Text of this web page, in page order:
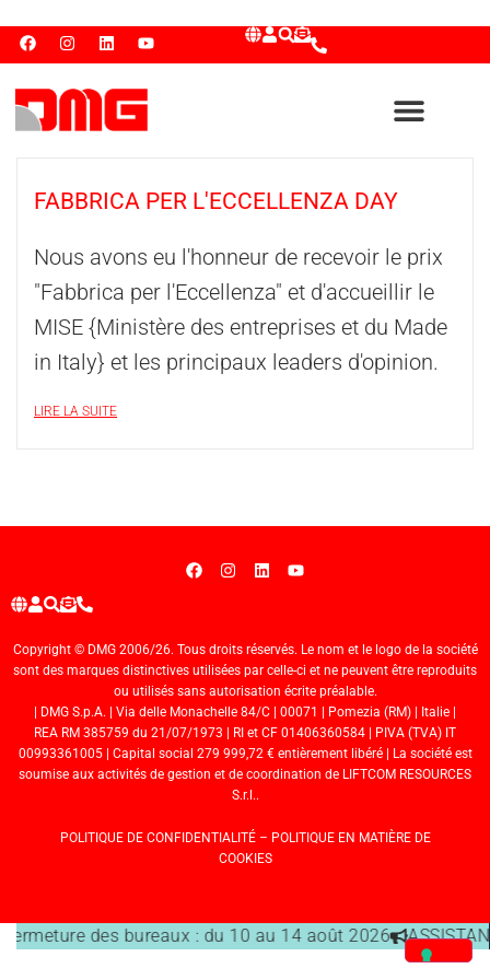
FABBRICA PER L'ECCELLENZA DAY
Nous avons eu l'honneur de recevoir le prix
"Fabbrica per l'Eccellenza" et d'accueillir le
MISE {Ministère des entreprises et du Made
in Italy} et les principaux leaders d'opinion.
LIRE LA SUITE
Copyright © DMG 2006/26. Tous droits réservés. Le nom et le logo de la société
sont des marques distinctives utilisées par celle-ci et ne peuvent être reproduits
ou utilisés sans autorisation écrite préalable.
| DMG S.p.A. | Via delle Monachelle 84/C | 00071 | Pomezia (RM) | Italie |
REA RM 385759 du 21/07/1973 | RI et CF 01406360584 | PIVA (TVA) IT
00993361005 | Capital social 279 999,72 € entièrement libéré | La société est
soumise aux activités de gestion et de coordination de LIFTCOM RESOURCES
S.r.l..
POLITIQUE DE CONFIDENTIALITÉ– POLITIQUE EN MATIÈRE DE
COOKIES
fermeture des bureaux : du 10 au 14 août 2026